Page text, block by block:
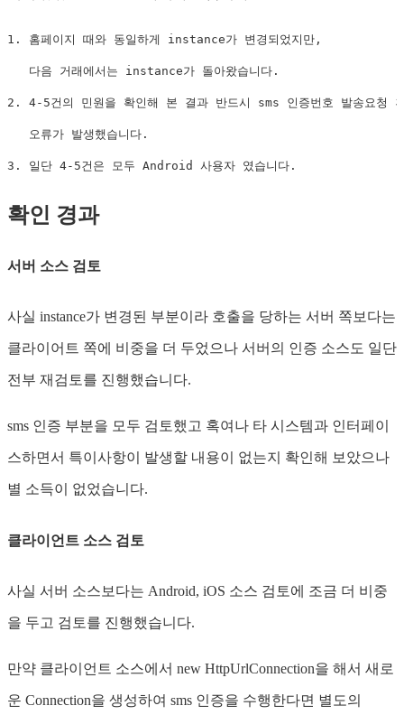
1. 홈페이지 때와 동일하게 instance가 변경되었지만,
   다음 거래에서는 instance가 돌아왔습니다.
2. 4-5건의 민원을 확인해 본 결과 반드시 sms 인증번호 발송요청
   오류가 발생했습니다.
3. 일단 4-5건은 모두 Android 사용자 였습니다.
확인 경과
서버 소스 검토
사실 instance가 변경된 부분이라 호출을 당하는 서버 쪽보다는
클라이어트 쪽에 비중을 더 두었으나 서버의 인증 소스도 일단
전부 재검토를 진행했습니다.
sms 인증 부분을 모두 검토했고 혹여나 타 시스템과 인터페이
스하면서 특이사항이 발생할 내용이 없는지 확인해 보았으나
별 소득이 없었습니다.
클라이언트 소스 검토
사실 서버 소스보다는 Android, iOS 소스 검토에 조금 더 비중
을 두고 검토를 진행했습니다.
만약 클라이언트 소스에서 new HttpUrlConnection을 해서 새로
운 Connection을 생성하여 sms 인증을 수행한다면 별도의